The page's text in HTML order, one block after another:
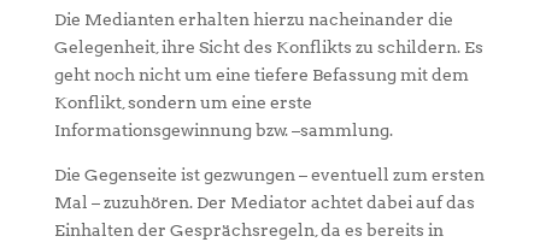
Die Medianten erhalten hierzu nacheinander die
Gelegenheit, ihre Sicht des Konflikts zu schildern. Es
geht noch nicht um eine tiefere Befassung mit dem
Konflikt, sondern um eine erste
Informationsgewinnung bzw. –sammlung.
Die Gegenseite ist gezwungen – eventuell zum ersten
Mal – zuzuhören. Der Mediator achtet dabei auf das
Einhalten der Gesprächsregeln, da es bereits in